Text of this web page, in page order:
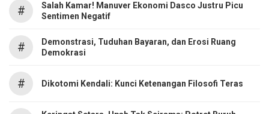
#
Salah Kamar! Manuver Ekonomi Dasco Justru Picu
Sentimen Negatif
#
Demonstrasi, Tuduhan Bayaran, dan Erosi Ruang
Demokrasi
# Dikotomi Kendali: Kunci Ketenangan Filosofi Teras